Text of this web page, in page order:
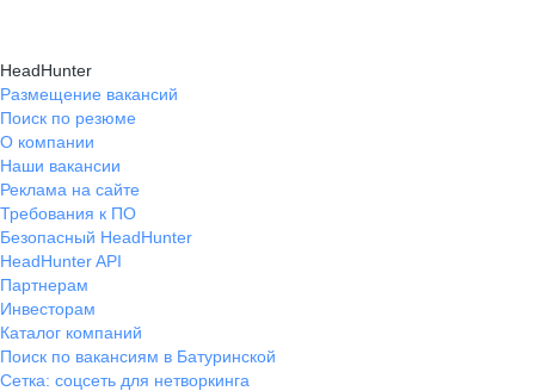
HeadHunter
Размещение вакансий
Поиск по резюме
О компании
Наши вакансии
Реклама на сайте
Требования к ПО
Безопасный HeadHunter
HeadHunter API
Партнерам
Инвесторам
Каталог компаний
Поиск по вакансиям в Батуринской
Сетка: соцсеть для нетворкинга